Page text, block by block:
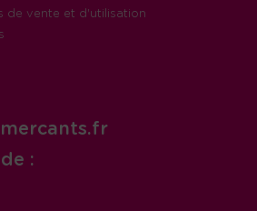
de vente et d'utilisation
: